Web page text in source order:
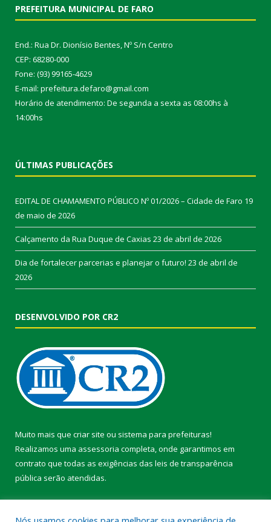
PREFEITURA MUNICIPAL DE FARO
End.: Rua Dr. Dionísio Bentes, Nº S/n Centro
CEP: 68280-000
Fone: (93) 99165-4629
E-mail: prefeitura.defaro@gmail.com
Horário de atendimento: De segunda a sexta as 08:00hs à
14:00hs
ÚLTIMAS PUBLICAÇÕES
EDITAL DE CHAMAMENTO PÚBLICO Nº 01/2026 – Cidade de Faro 19
de maio de 2026
Calçamento da Rua Duque de Caxias 23 de abril de 2026
Dia de fortalecer parcerias e planejar o futuro! 23 de abril de
2026
DESENVOLVIDO POR CR2
Muito mais que criar site ou sistema para prefeituras!
Realizamos uma assessoria completa, onde garantimos em
contrato que todas as exigências das leis de transparência
pública serão atendidas.